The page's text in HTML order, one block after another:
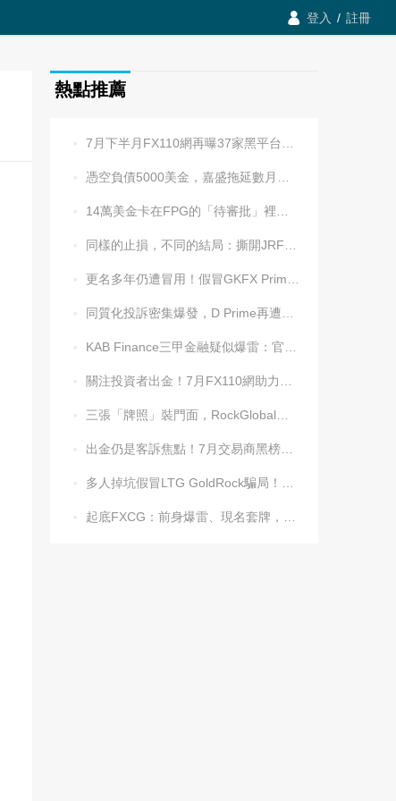
 登入 / 註冊
熱點推薦
7月下半月FX110網再曝37家黑平台，多家疑為同一團伙操控
憑空負債5000美金，嘉盛拖延數月後封號！老牌平台耍流氓更令人心寒
14萬美金卡在FPG的「待審批」裡逾兩週，平台全線冷處理
同樣的止損，不同的結局：撕開JRFX金榮環球定向滑點的遮羞布
更名多年仍遭冒用！假冒GKFX Prime捷凱金融，又來了！
同質化投訴密集爆發，D Prime再遭實名舉報：超3.2萬美元遭無理扣押
KAB Finance三甲金融疑似爆雷：官網癱瘓、業務員失聯、出金遇阻
關注投資者出金！7月FX110網助力追回資金1202.5萬元
三張「牌照」裝門面，RockGlobal收割起來毫不手軟
出金仍是客訴焦點！7月交易商黑榜名單發布
多人掉坑假冒LTG GoldRock騙局！平台本尊曾被清算，受害者同樣不計其數
起底FXCG：前身爆雷、現名套牌，受害者還在增加